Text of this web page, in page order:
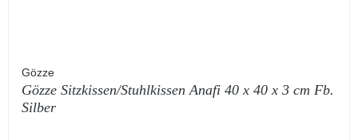
Gözze
Gözze Sitzkissen/Stuhlkissen Anafi 40 x 40 x 3 cm Fb.
Silber